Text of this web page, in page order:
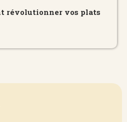
révolutionner vos plats